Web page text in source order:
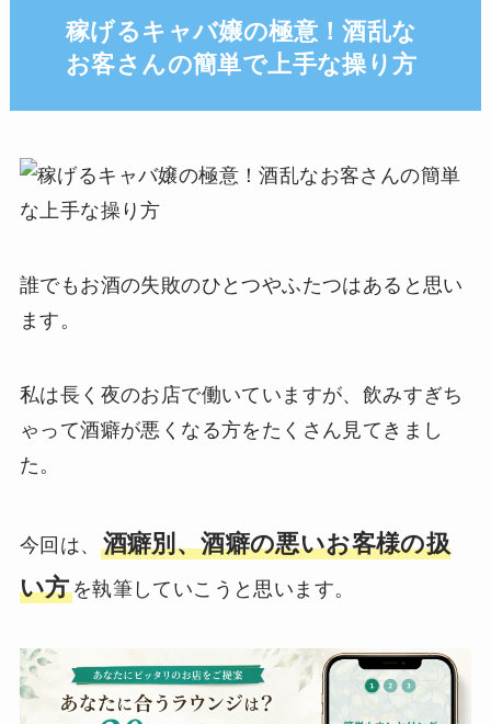
稼げるキャバ嬢の極意！酒乱な
お客さんの簡単で上手な操り方
誰でもお酒の失敗のひとつやふたつはあると思い
ます。
私は長く夜のお店で働いていますが、飲みすぎち
ゃって酒癖が悪くなる方をたくさん見てきまし
た。
今回は、 酒癖別、酒癖の悪いお客様の扱
い方を執筆していこうと思います。